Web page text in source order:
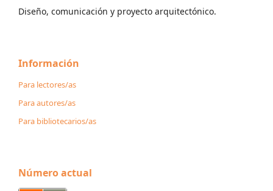
Diseño, comunicación y proyecto arquitectónico.
Información
Para lectores/as
Para autores/as
Para bibliotecarios/as
Número actual